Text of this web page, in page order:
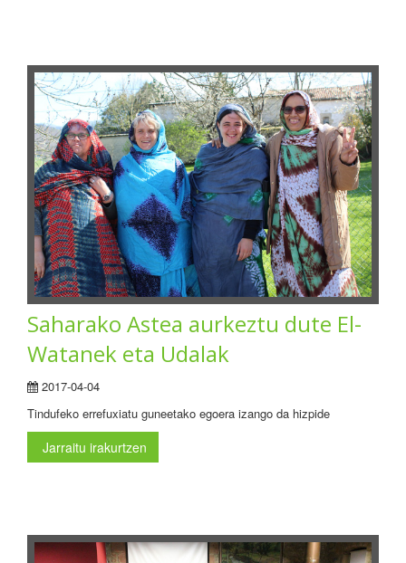
Saharako Astea aurkeztu dute El-
Watanek eta Udalak
2017-04-04
Tindufeko errefuxiatu guneetako egoera izango da hizpide
Jarraitu irakurtzen